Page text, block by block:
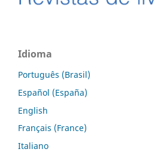
Idioma
Português (Brasil)
Español (España)
English
Français (France)
Italiano